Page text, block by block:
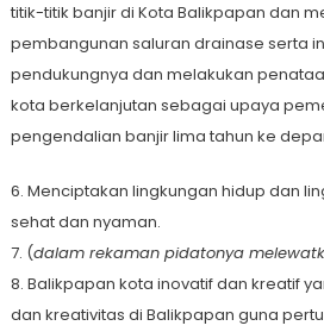
titik-titik banjir di Kota Balikpapan dan
pembangunan saluran drainase serta
pendukungnya dan melakukan
kota berkelanjutan sebagai upaya
pengendalian banjir lima tahun ke
6. Menciptakan lingkungan hidup dan
sehat dan nyaman.
7. (dalam rekaman pidatonya
8. Balikpapan kota inovatif dan kreatif
dan kreativitas di Balikpapan guna